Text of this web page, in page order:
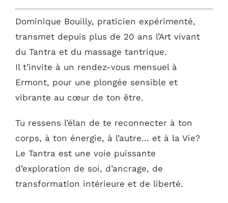
Dominique Bouilly, praticien expérimenté,
transmet depuis plus de 20 ans l’Art vivant
du Tantra et du massage tantrique.
Il t’invite à un rendez-vous mensuel à
Ermont, pour une plongée sensible et
vibrante au cœur de ton être.
Tu ressens l’élan de te reconnecter à ton
corps, à ton énergie, à l’autre… et à la Vie?
Le Tantra est une voie puissante
d’exploration de soi, d’ancrage, de
transformation intérieure et de liberté.